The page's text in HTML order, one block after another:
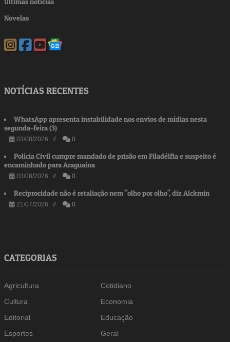
Novelas
NOTÍCIAS RECENTES
WhatsApp apresenta instabilidade nos envios de mídias nesta
segunda-feira (3)
03/08/2026 // 0
Polícia Civil cumpre mandado de prisão em Filadélfia e suspeito é
encaminhado para Araguaína
03/08/2026 // 0
Reciprocidade não é retaliação nem "olho por olho", diz Alckmin
21/07/2026 // 0
CATEGORIAS
Agricultura
Cotidiano
Cultura
Economia
Editorial
Educação
Esportes
Geral